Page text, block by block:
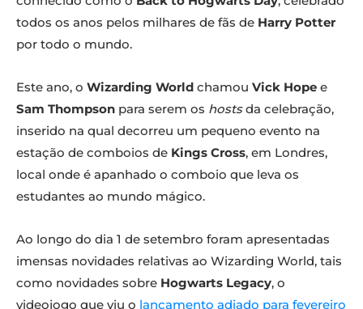
todos os anos pelos milhares de fãs de Harry Potter
por todo o mundo.
Este ano, o Wizarding World chamou Vick Hope e
Sam Thompson para serem os hostsda celebração,
inserido na qual decorreu um pequeno evento na
estação de comboios de Kings Cross, em Londres,
local onde é apanhado o comboio que leva os
estudantes ao mundo mágico.
Ao longo do dia 1 de setembro foram apresentadas
imensas novidades relativas ao Wizarding World, tais
como novidades sobre Hogwarts Legacy, o
videojogo que viu o lançamento adiado para fevereiro